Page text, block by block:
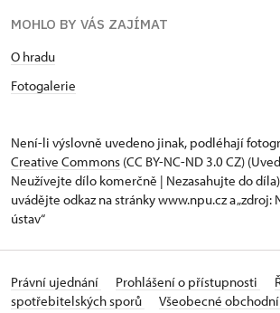
MOHLO BY VÁS ZAJÍMAT
O hradu
Fotogalerie
Není-li výslovně uvedeno jinak, podléhají
Creative Commons (CC BY-NC-ND 3.0 CZ)
Neužívejte dílo komerčně | Nezasahujte do
uvádějte odkaz na stránky www.npu.cz a
ústav“
Právní ujednání Prohlášení o přístupnosti
spotřebitelských sporů
Všeobecné